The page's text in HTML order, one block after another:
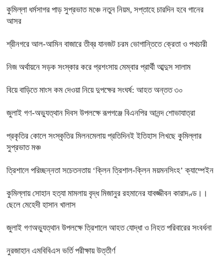
কুমিল্লা ধর্মসাগর পাড় সুপ্রভাত মঞ্চে নতুন নিয়ম, সপ্তাহে চারদিন হবে গানের
আসর
শ্রীনগরে আল-আমিন বাজারে তীব্র যানজট চরম ভোগান্তিতে ক্রেতা ও পথচারী
নিজ অর্থায়নে সড়ক সংস্কার করে প্রশংসায় মেম্বার প্রার্থী আব্দুস সালাম
বিয়ে বাড়িতে মাংস কম দেওয়া নিয়ে দুপক্ষের সংঘর্ষ: আহত অন্তত ৩০ ​
জুলাই গণ-অভ্যুত্থান দিবস উপলক্ষে রূপগঞ্জে বিএনপির আনন্দ শোভাযাত্রা
প্রকৃতির কোলে সংস্কৃতির মিলনমেলায় প্রতিদিনই ইতিহাস লিখছে কুমিল্লার
সুপ্রভাত মঞ্চ
ত্রিশালে পরিচ্ছন্নতা সচেতনতায় ‘ক্লিন ত্রিশাল-ক্লিন ময়মনসিংহ’ ক্যাম্পেইন
কুমিল্লায় সোহান হত্যা মামলায় বৃদ্ধ মিজানুর রহমানের যাবজ্জীবন কারাদণ্ড।।
ছেলে মেহেদী হাসান খালাস
জুলাই গণঅভ্যুত্থান উপলক্ষে ত্রিশালে আহত যোদ্ধা ও নিহত পরিবারের সংবর্ধনা
নুরজাহান এমবিবিএস ভর্তি পরীক্ষায় উত্তীর্ণ